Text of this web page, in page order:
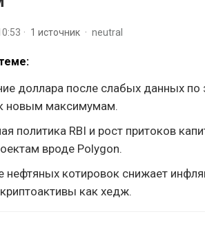
1 источник neutral
доллара после слабых данных
новым максимумам.
политика RBI и рост притоков
вроде Polygon.
нефтяных котировок снижает
как хедж.